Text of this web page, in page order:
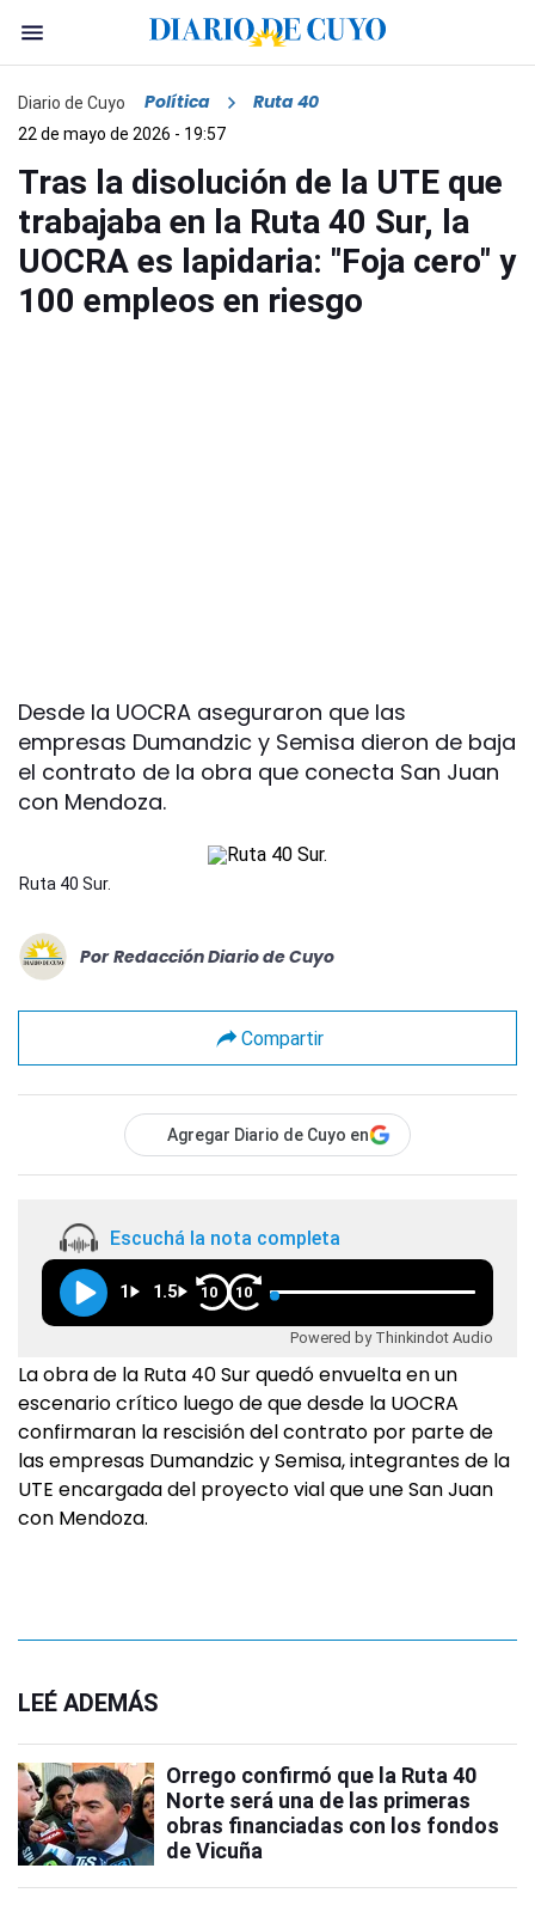
Diario de Cuyo Política Ruta 40
22 de mayo de 2026 - 19:57
Tras la disolución de la UTE que
trabajaba en la Ruta 40 Sur, la
UOCRA es lapidaria: "Foja cero" y
100 empleos en riesgo
Desde la UOCRA aseguraron que las
empresas Dumandzic y Semisa dieron de baja
el contrato de la obra que conecta San Juan
con Mendoza.
Ruta 40 Sur.
Por Redacción Diario de Cuyo
Compartir
Agregar Diario de Cuyo en
Escuchá la nota completa
1 1.5 10 10
Powered by Thinkindot Audio
La obra de la Ruta 40 Sur quedó envuelta en un
escenario crítico luego de que desde la UOCRA
confirmaran la rescisión del contrato por parte de
las empresas Dumandzic y Semisa, integrantes de la
UTE encargada del proyecto vial que une San Juan
con Mendoza.
LEÉ ADEMÁS
Orrego confirmó que la Ruta 40
Norte será una de las primeras
obras financiadas con los fondos
de Vicuña